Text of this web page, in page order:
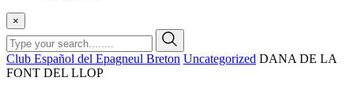
×
Club Español del Epagneul Breton Uncategorized DANA DE LA
FONT DEL LLOP